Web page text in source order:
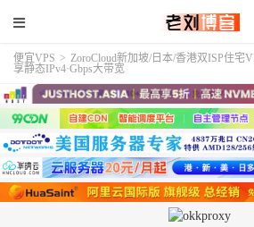
便宜VPS > ZoroCloud新加坡/日本/香港双ISP住宅
享静态IPv4·Gbps大带宽